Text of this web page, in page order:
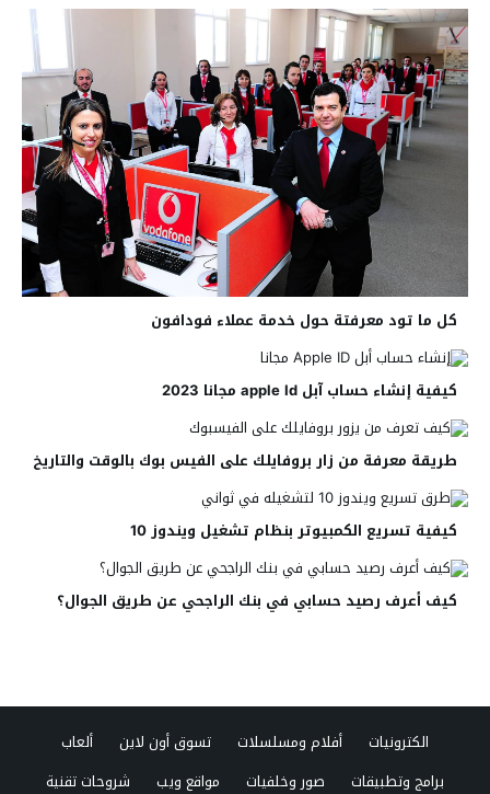
كل ما تود معرفتة حول خدمة عملاء فودافون
كيفية إنشاء حساب آبل apple Id مجانا 2023
طريقة معرفة من زار بروفايلك على الفيس بوك بالوقت والتاريخ
كيفية تسريع الكمبيوتر بنظام تشغيل ويندوز 10
كيف أعرف رصيد حسابي في بنك الراجحي عن طريق الجوال؟
الكترونيات أفلام ومسلسلات تسوق أون لاين
ألعاب
برامج وتطبيقات
صور وخلفيات مواقع ويب شروحات تقنية